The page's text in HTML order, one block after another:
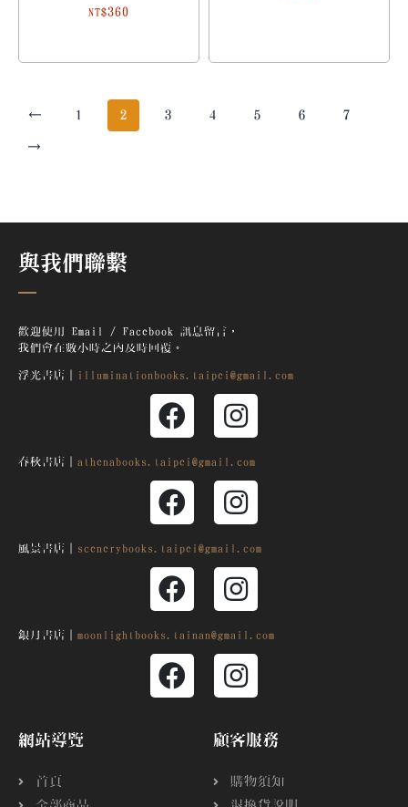
NT$360
← 1 2 3 4 5 6 7
→
與我們聯繫
歡迎使用 Email / Facebook 訊息留言，
我們會在數小時之內及時回覆。
浮光書店｜ illuminationbooks.taipei@gmail.com
春秋書店｜ athenabooks.taipei@gmail.com
風景書店｜ scenerybooks.taipei@gmail.com
銀月 書店｜ moonlightbooks.tainan@gmail.com
網站導覽
首頁
顧客服務
購物須知